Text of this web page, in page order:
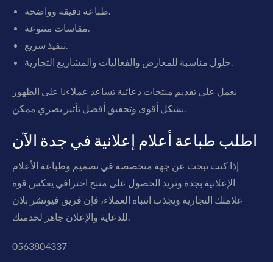
طباعة دقيقة وواضحة.
مقاسات متنوعة.
تنفيذ سريع.
حلول مناسبة للمعارض والفعاليات والمشاريع التجارية.
نعمل على تقديم منتجات دعائية تساعد عملاءنا على الظهور
بشكل أقوى وتحقيق أفضل تأثير بصري ممكن.
اطلب طباعة أعلام إعلانية في جدة الآن
إذا كنت تبحث عن جهة متخصصة في تصميم وطباعة الأعلام
الإعلانية بجدة وتريد الحصول على منتج احترافي يعكس قوة
علامتك التجارية ويجذب انتباه العملاء، فإن فريق فيوتشر بلان
للدعاية والإعلان جاهز لخدمتك.
0563804337